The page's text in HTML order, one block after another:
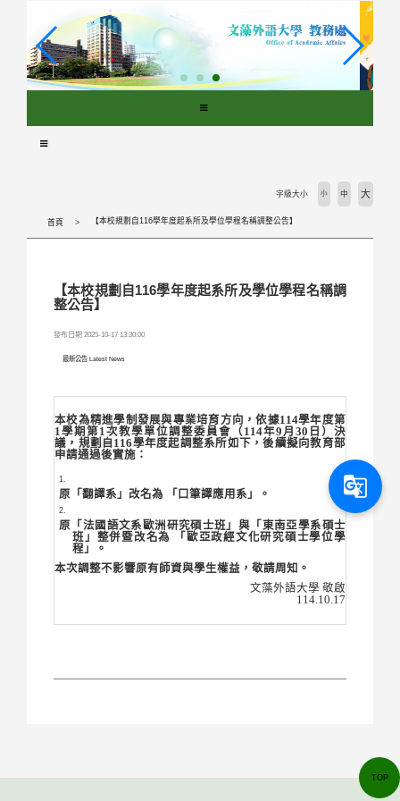
首頁 【本校規劃自116學年度起系所及學位學程名稱調整公告】
字級大小 小 中 大
【本校規劃自116學年度起系所及學位學程名稱調
整公告】
發布日期 2025-10-17 13:30:00
最新公告 Latest News
本校為精進學制發展與專業培育方向，依據114學年度第
1學期第1次教學單位調整委員會（114年9月30 日）決
議，規劃自116學年度起調整系所如下，後續擬向教育部
申請通過後實施：
原「翻譯系」改名為 「口筆譯應用系」 。
原「法國語文系歐洲研究碩士班」與「東南亞學系碩士
班」整併暨改名為
「歐亞政經文化研究碩士學位學
程」
。
本次調整不影響原有師資與學生權益，敬請周知。
文藻外語大學 敬啟
114.10.17
TOP
g_translate